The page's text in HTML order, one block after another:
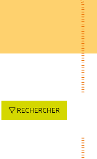
RECHERCHER